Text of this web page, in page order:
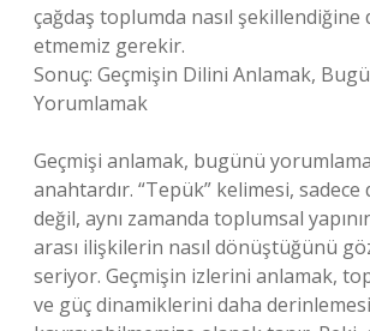
çağdaş toplumda nasıl şekillendiğine
etmemiz gerekir.
Sonuç: Geçmişin Dilini Anlamak,
Yorumlamak
Geçmişi anlamak, bugünü
anahtardır. “Tepük” kelimesi,
değil, aynı zamanda toplumsal
arası ilişkilerin nasıl dönüştüğünü
seriyor. Geçmişin izlerini anlamak,
ve güç dinamiklerini daha